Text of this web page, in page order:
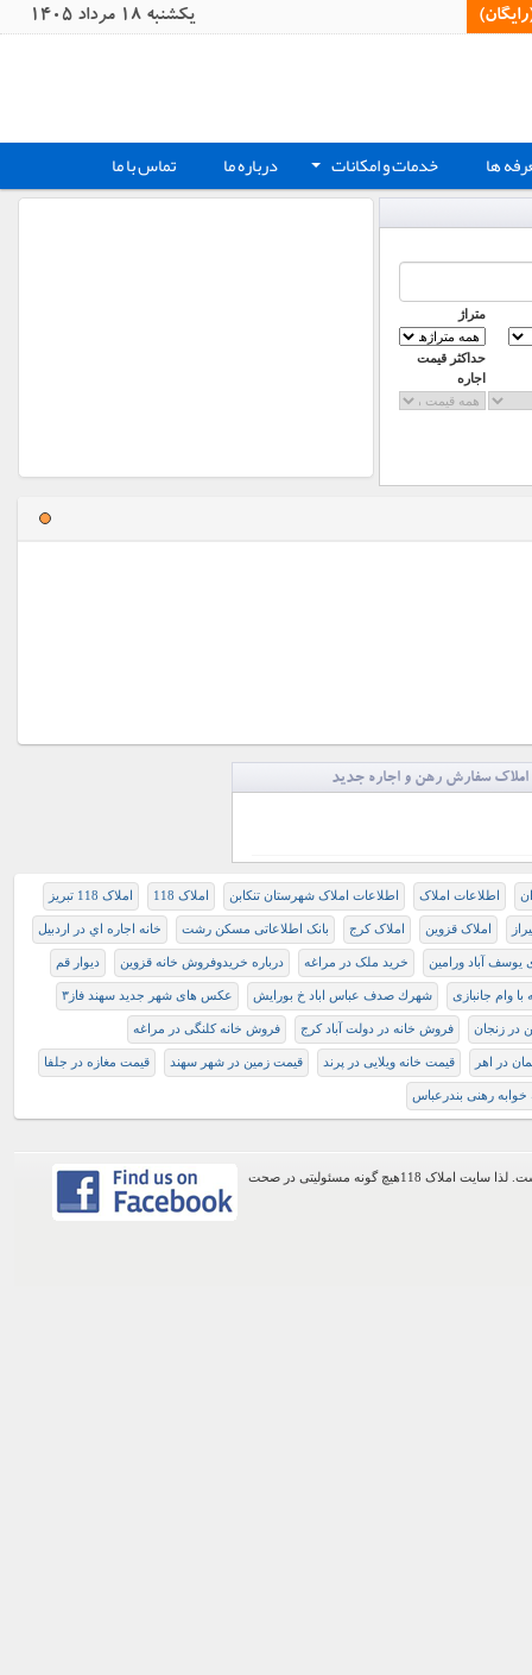
يکشنبه 18 مرداد 1405
ها + خدمات و امکانات درباره ما تماس با ما
متراژ
حداکثر قیمت
اجاره
املاک سفارش رهن و اجاره جدید
اطلاعات املاک اطلاعات املاک شهرستان تنکابن املاک 118 املاک 118 تبریز
املاک قزوین املاک کرج بانک اطلاعاتی مسکن رشت خانه اجاره اي در اردبيل
یوسف آباد ورامین خرید ملک در مراغه درباره خریدوفروش خانه قزوين دیوار قم
وام جانبازی شهرك صدف عباس اباد خ بورايش عکس های شهر جدید سهند فاز٣
در زنجان فروش خانه در دولت آباد کرج فروش خانه کلنگی در مراغه
در اهر قیمت خانه ویلایی در پرند قیمت زمین در شهر سهند قیمت مغازه در جلفا
خوابه رهنی بندرعباس
اطلاعات موجود در این وب سایت از طریق کاربران عمومی سایت ثبت شده است. لذا سایت املاک 118هیچ گونه مسئولیتی در صحت